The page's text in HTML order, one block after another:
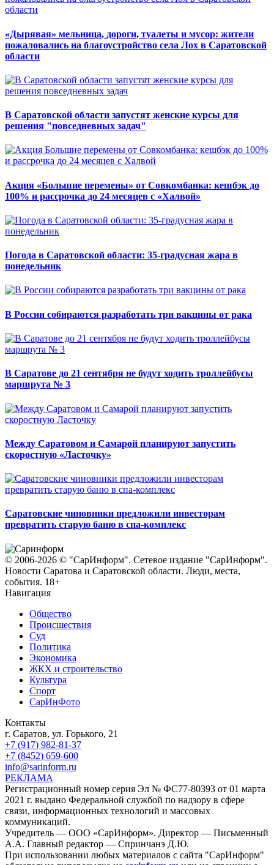
«Дырявая» мельница, дороги, туалеты и мусор: жители
пожаловались на благоустройство села Лох в Саратовской
области
В Саратовской области запустят женские курсы для
решения "повседневных задач"
Акция «Большие перемены» от Совкомбанка: кешбэк до
100% и рассрочка до 24 месяцев с «Халвой»
Погода в Саратовской области: 35-градусная жара в
понедельник
В России собираются разработать три вакцины от рака
В Саратове до 21 сентября не будут ходить троллейбусы
маршрута № 3
Между Саратовом и Самарой планируют запустить
скоростную «Ласточку»
Саратовские чиновники предложили инвесторам
превратить старую баню в спа-комплекс
© 2006-2026 © "СарИнформ". Сетевое издание "СарИнформ".
Новости Саратова и Саратовской области. Люди, места,
события. 18+
Навигация
Общество
Происшествия
Суд
Политика
Экономика
ЖКХ и строительство
Культура
Спорт
СарИнФото
Контакты
г. Саратов, ул. Горького, 21
+7 (917) 982-81-37
+7 (8452) 659-600
info@sarinform.ru
РЕКЛАМА
Регистрационный номер серия Эл № ФС77-80393 от 01 марта
2021 г. выдано Федеральной службой по надзору в сфере
связи, информационных технологий и массовых
коммуникаций.
Учредитель — ООО «СарИнформ». Директор — Письменный
А.А. Главный редактор — Спринчанэ Д.Ю.
При использовании любых материалов с сайта "СарИнформ"